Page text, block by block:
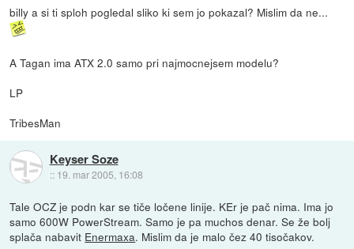
billy a si ti sploh pogledal sliko ki sem jo pokazal? Mislim da ne...
A Tagan ima ATX 2.0 samo pri najmocnejsem modelu?
LP
TribesMan
Keyser Soze
:: 19. mar 2005, 16:08
Tale OCZ je podn kar se tiče ločene linije. KEr je pač nima. Ima jo
samo 600W PowerStream. Samo je pa muchos denar. Se že bolj
splača nabavit Enermaxa. Mislim da je malo čez 40 tisočakov.